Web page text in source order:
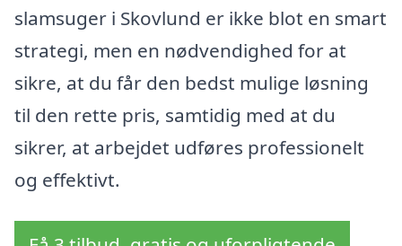
slamsuger i Skovlund er ikke blot en smart
strategi, men en nødvendighed for at
sikre, at du får den bedst mulige løsning
til den rette pris, samtidig med at du
sikrer, at arbejdet udføres professionelt
og effektivt.